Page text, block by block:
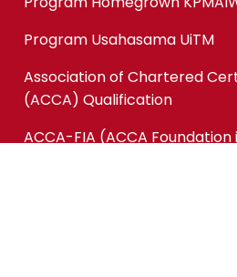
Program Usahasama UiTM
Association of Chartered
(ACCA) Qualification
ACCA-FIA (ACCA